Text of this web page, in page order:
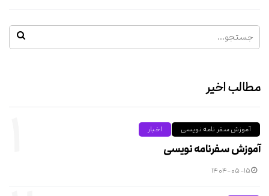
مطالب اخیر
آموزش سفر نامه نویسی اخبار
آموزش سفرنامه نویسی
۱۴۰۴-۰۵-۱۵